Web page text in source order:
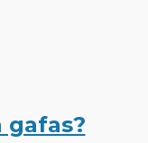
gafas?